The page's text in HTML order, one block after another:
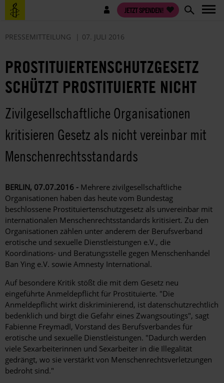
Direkt
zum
Benutzermenü JETZT SPENDEN!
PRESSEMITTEILUNG 07. JULI 2016
PROSTITUIERTENSCHUTZGESETZ
SCHÜTZT PROSTITUIERTE NICHT
Zivilgesellschaftliche Organisationen
kritisieren Gesetz als nicht vereinbar mit
Menschenrechtsstandards
BERLIN, 07.07.2016 - Mehrere zivilgesellschaftliche
Organisationen haben das heute vom Bundestag
beschlossene Prostituiertenschutzgesetz als unvereinbar mit
internationalen Menschenrechtsstandards kritisiert. Zu den
Organisationen zählen unter anderem der Berufsverband
erotische und sexuelle Dienstleistungen e.V., die
Koordinations- und Beratungsstelle gegen Menschenhandel
Ban Ying e.V. sowie Amnesty International.
Auf besondere Kritik stößt die mit dem Gesetz neu
eingeführte Anmeldepflicht für Prostituierte. "Die
Anmeldepflicht wirkt diskriminierend, ist datenschutzrechtlich
bedenklich und birgt die Gefahr eines Zwangsoutings", sagt
Fabienne Freymadl, Vorstand des Berufsverbandes für
erotische und sexuelle Dienstleistungen. "Dadurch werden
viele Sexarbeiterinnen und Sexarbeiter in die Illegalität
gedrängt, wo sie verstärkt von Menschenrechtsverletzungen
bedroht sind."